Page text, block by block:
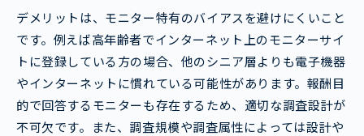
デメリットは、モニター特有のバイアスを避けにくいこと
です。例えば高年齢者でインターネット上のモニターサイ
トに登録している方の場合、他のシニア層よりも電子機器
やインターネットに慣れている可能性があります。報酬目
的で回答するモニターも存在するため、適切な調査設計が
不可欠です。また、調査規模や調査属性によっては設計や